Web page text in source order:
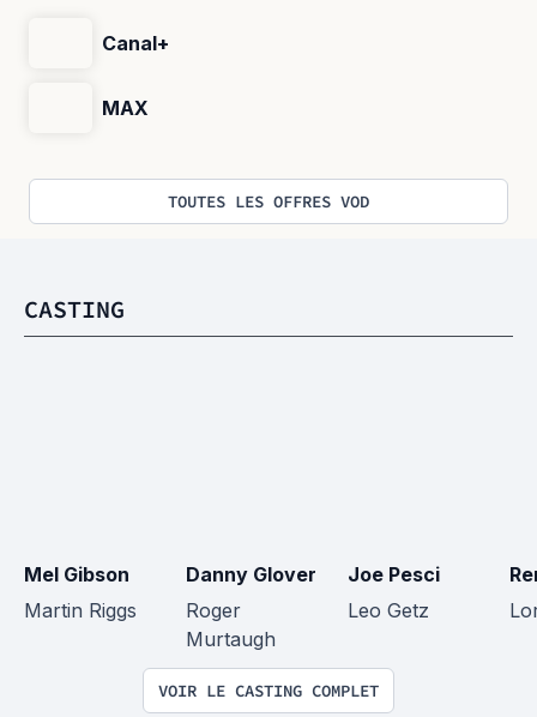
Canal+
MAX
TOUTES LES OFFRES VOD
CASTING
Mel Gibson
Martin Riggs
Danny Glover
Roger
Murtaugh
Joe Pesci
Leo Getz
VOIR LE CASTING COMPLET